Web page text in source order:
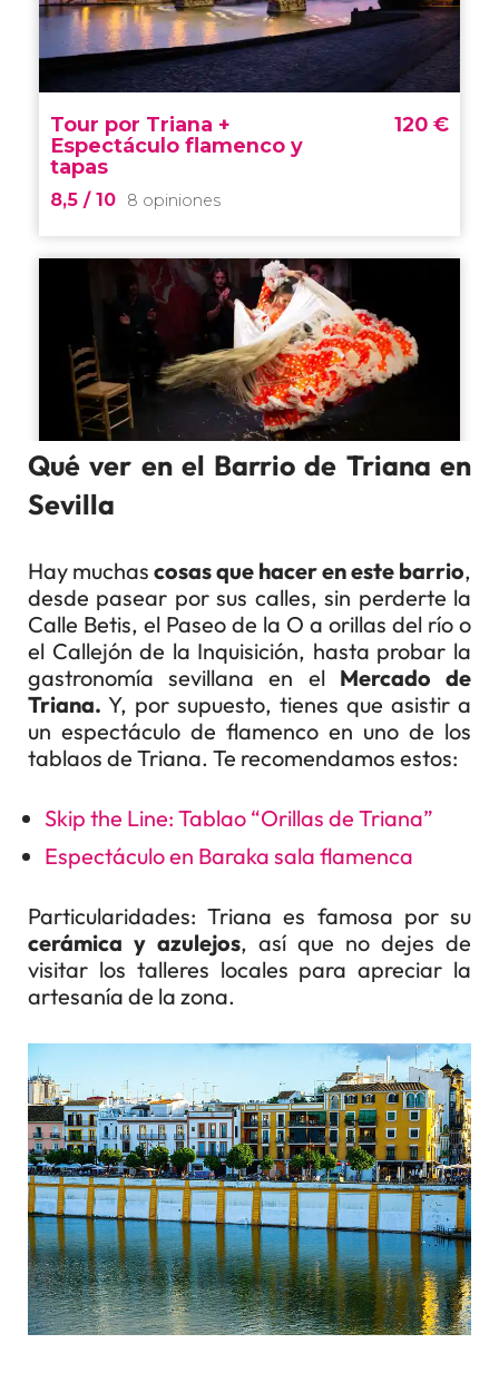
Qué ver en el Barrio de Triana en
Sevilla
Hay muchas cosas que hacer en este barrio,
desde pasear por sus calles, sin perderte la
Calle Betis, el Paseo de la O a orillas del río o
el Callejón de la Inquisición, hasta probar la
gastronomía sevillana en el Mercado de
Triana. Y, por supuesto, tienes que asistir a
un espectáculo de flamenco en uno de los
tablaos de Triana. Te recomendamos estos:
Skip the Line: Tablao “Orillas de Triana”
Espectáculo en Baraka sala flamenca
Particularidades: Triana es famosa por su
cerámica y azulejos, así que no dejes de
visitar los talleres locales para apreciar la
artesanía de la zona.